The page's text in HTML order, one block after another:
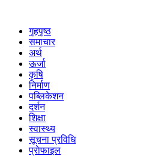
गृहपृष्ठ
समाचार
अर्थ
ऊर्जा
कृषि
निर्माण
पब्लिकेशन
दर्शन
शिक्षा
स्वास्थ्य
सूचना प्रविधि
प्राेफाइल